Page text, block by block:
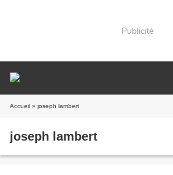
Publicité
Accueil » joseph lambert
joseph lambert